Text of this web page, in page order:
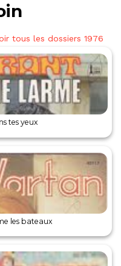
tous les dossiers 1976
tes yeux
les bateaux